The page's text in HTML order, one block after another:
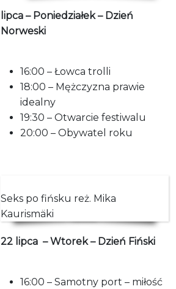
lipca – Poniedziałek – Dzień
Norweski
16:00 – Łowca trolli
18:00 – Mężczyzna prawie
idealny
19:30 – Otwarcie festiwalu
20:00 – Obywatel roku
Seks po fińsku reż. Mika
Kaurismäki
22 lipca – Wtorek – Dzień Fiński
16:00 – Samotny port – miłość